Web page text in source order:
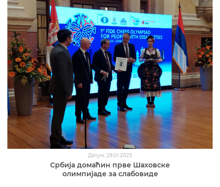
Датум: 29.01.2023
Србија домаћин прве Шаховске
олимпијаде за слабовиде